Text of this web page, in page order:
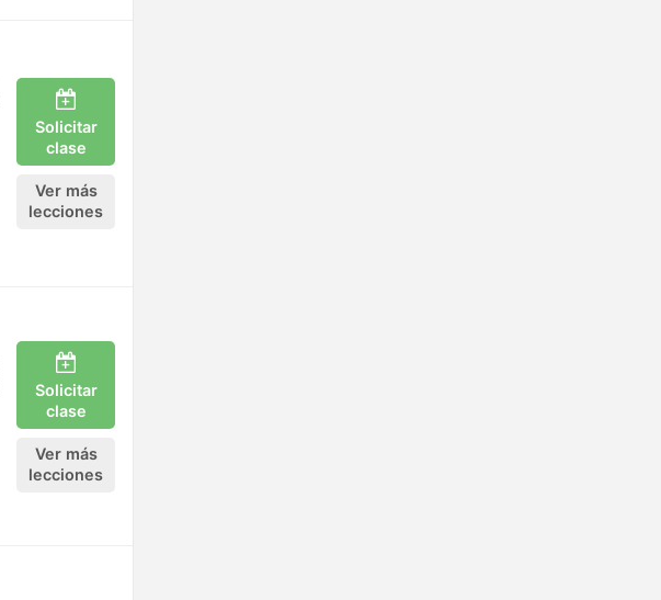
Solicitar
clase
Ver más
lecciones
Solicitar
clase
Ver más
lecciones